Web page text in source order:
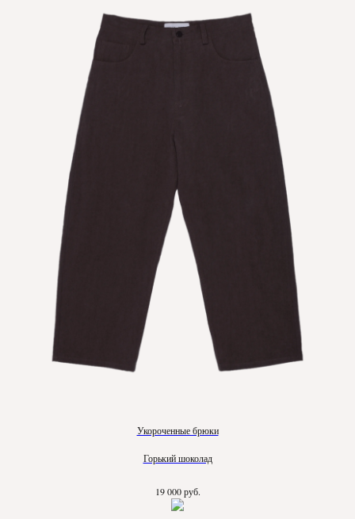
Укороченные брюки
Горький шоколад
19 000 руб.